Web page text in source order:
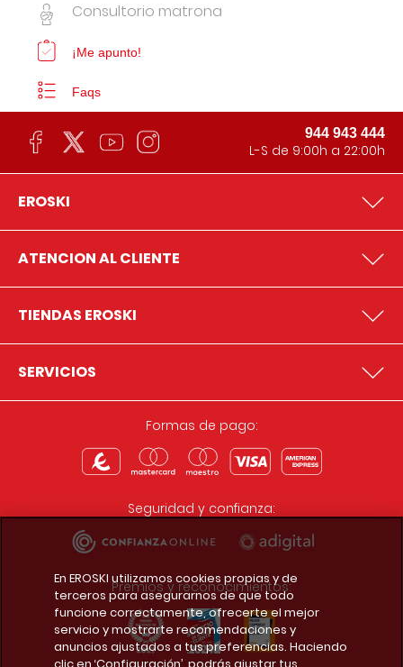
Consultorio matrona
¡Me apunto!
Faqs
944 943 444
L-S de 9:00h a 22:00h
EROSKI
ATENCION AL CLIENTE
TIENDAS EROSKI
SERVICIOS
Formas de pago:
Seguridad y confianza:
Premios y reconocimientos:
En EROSKI utilizamos cookies propias y de
terceros para asegurarnos de que todo
funcione correctamente, ofrecerte el mejor
servicio y mostrarte recomendaciones y
anuncios ajustados a tus preferencias. Haciendo
clic en ‘Configuración’, podrás ajustar tus